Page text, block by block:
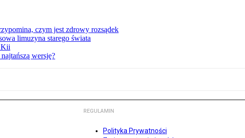
czym jest zdrowy rozsądek
limuzyna starego świata
Kii
wersję?
REGULAMIN
Polityka Prywatności